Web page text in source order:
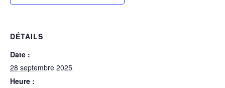
DÉTAILS
Date :
28 septembre 2025
Heure :